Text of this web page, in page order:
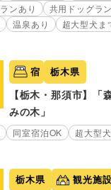
ンあり
共用ドッグラ
温泉あり 超大型犬ま
宿 栃木県
【栃木・那須市】「
みの木」
同室宿泊OK 超大型
栃木県 観光施設